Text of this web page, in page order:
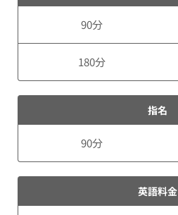
90分
180分
指名
90分
英語料金